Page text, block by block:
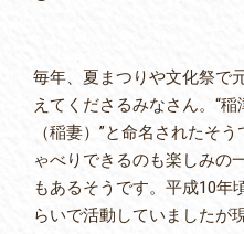
毎年、夏まつりや文化祭で
えてくださるみなさん。“稲
（稲妻）”と命名されたそ
ゃべりできるのも楽しみの
もあるそうです。平成10年
らいで活動していましたが